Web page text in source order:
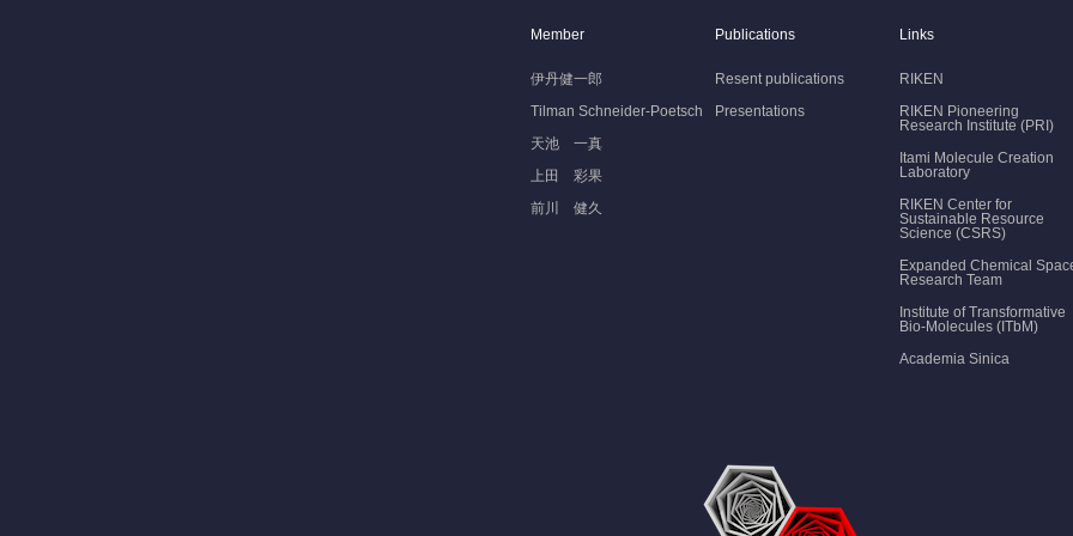
Member
伊丹健一郎
Tilman Schneider-Poetsch
天池 一真
上田 彩果
前川 健久
Publications
Resent publications
Presentations
Links
RIKEN
RIKEN Pioneering
Research Institute (PRI)
Itami Molecule Creation
Laboratory
RIKEN Center for
Sustainable Resource
Science (CSRS)
Expanded Chemical
Research Team
Institute of Transformative
Bio-Molecules (ITbM)
Academia Sinica